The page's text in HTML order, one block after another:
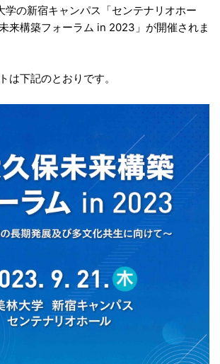
学の新宿キャンパス「センテナリオホー
来構築フォーラム in 2023」が開催されま
は下記のとおりです。